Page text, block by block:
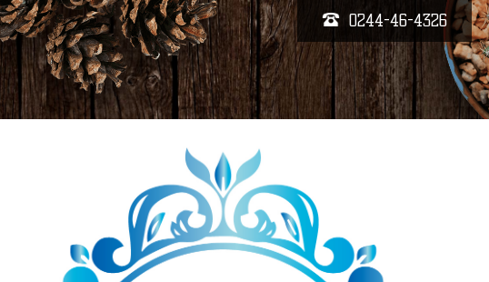
0244-46-4326